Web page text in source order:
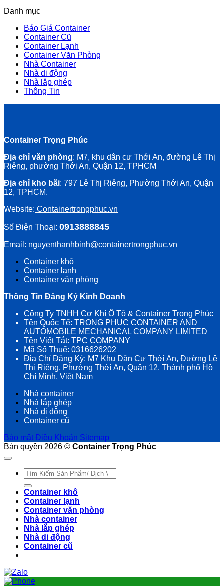
Danh mục
Báo Giá Container
Container Cũ
Container Lạnh
Container Văn Phòng
Nhà Container
Nhà di động
Nhà lắp ghép
Thông Tin
Container Trọng Phúc
Địa chỉ văn phòng: M7, khu dân cư Thới An, đường Lê Thị
Riêng, phường Thới An, Quận 12, TPHCM
Địa chỉ kho bãi: 797 Lê Thị Riêng, Phường Thới An, Quận
12, TPHCM.
Website: Containertrongphuc.vn
Số Điện Thoại: 0913888845
Email: nguyenthanhbinh@containertrongphuc.vn
Container khô
Container lạnh
Container văn phòng
Thông Tin Đăng Ký Kinh Doanh
Công Ty TNHH Cơ Khí Ô Tô & Container Trọng Phúc
Tên Quốc Tế: TRONG PHUC CONTAINER AND
AUTOMOBILE MECHANICAL COMPANY LIMITED
Tên Viết Tắt: TPC COMPANY
Mã Số Thuế: 0316626202
Địa Chỉ Đăng Ký: M7 Khu Dân Cư Thới An, Đường Lê
Thị Riêng, Phường Thới An, Quận 12, Thành phố Hồ
Chí Minh, Việt Nam
Nhà container
Nhà lắp ghép
Nhà di động
Container cũ
Bảo mật Điều Khoản Sitemap
Bản quyền 2026 © Container Trọng Phúc
Tìm
kiếm:
Container khô
Container lạnh
Container văn phòng
Nhà container
Nhà lắp ghép
Nhà di động
Container cũ